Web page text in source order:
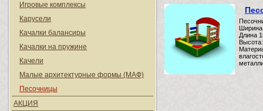
Игровые комплексы
Карусели
Качалки балансиры
Качалки на пружине
Качели
Малые архитектурные формы (МАФ)
Песочницы
АКЦИЯ
Длина